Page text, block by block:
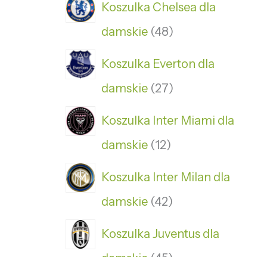
Koszulka Chelsea dla
damskie 48
Koszulka Everton dla
damskie 27
Koszulka Inter Miami dla
damskie 12
Koszulka Inter Milan dla
damskie 42
Koszulka Juventus dla